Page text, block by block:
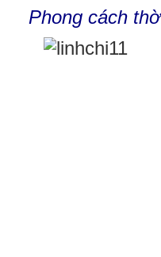
Phong cách